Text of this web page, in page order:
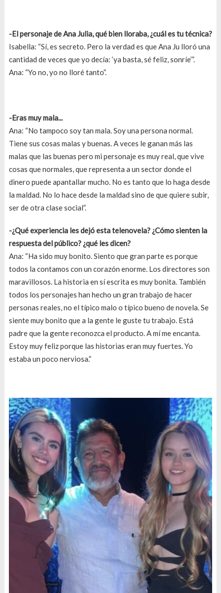
-El personaje de Ana Julia, qué bien lloraba, ¿cuál es tu técnica?
Isabella: “Sí, es secreto. Pero la verdad es que Ana Ju lloró una
cantidad de veces que yo decía: ‘ya basta, sé feliz, sonríe’”.
Ana: “Yo no, yo no lloré tanto”.
-Eras muy mala...
Ana: “No tampoco soy tan mala. Soy una persona normal.
Tiene sus cosas malas y buenas. A veces le ganan más las
malas que las buenas pero mi personaje es muy real, que vive
cosas que normales, que representa a un sector donde el
dinero puede apantallar mucho. No es tanto que lo haga desde
la maldad. No lo hace desde la maldad sino de que quiere subir,
ser de otra clase social”.
-¿Qué experiencia les dejó esta telenovela? ¿Cómo sienten la
respuesta del público? ¿qué les dicen?
Ana: “Ha sido muy bonito. Siento que gran parte es porque
todos la contamos con un corazón enorme. Los directores son
maravillosos. La historia en sí escrita es muy bonita. También
todos los personajes han hecho un gran trabajo de hacer
personas reales, no el típico malo o típico bueno de novela. Se
siente muy bonito que a la gente le guste tu trabajo. Está
padre que la gente reconozca el producto. A mí me encanta.
Estoy muy feliz porque las historias eran muy fuertes. Yo
estaba un poco nerviosa.”